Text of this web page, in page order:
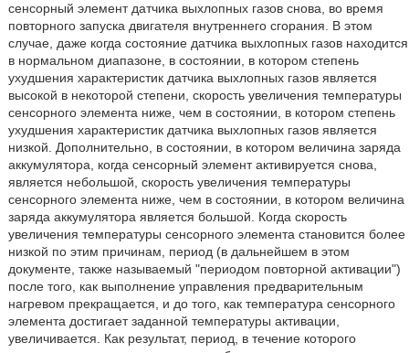
сенсорный элемент датчика выхлопных газов снова, во время
повторного запуска двигателя внутреннего сгорания. В этом
случае, даже когда состояние датчика выхлопных газов находится
в нормальном диапазоне, в состоянии, в котором степень
ухудшения характеристик датчика выхлопных газов является
высокой в некоторой степени, скорость увеличения температуры
сенсорного элемента ниже, чем в состоянии, в котором степень
ухудшения характеристик датчика выхлопных газов является
низкой. Дополнительно, в состоянии, в котором величина заряда
аккумулятора, когда сенсорный элемент активируется снова,
является небольшой, скорость увеличения температуры
сенсорного элемента ниже, чем в состоянии, в котором величина
заряда аккумулятора является большой. Когда скорость
увеличения температуры сенсорного элемента становится более
низкой по этим причинам, период (в дальнейшем в этом
документе, также называемый "периодом повторной активации")
после того, как выполнение управления предварительным
нагревом прекращается, и до того, как температура сенсорного
элемента достигает заданной температуры активации,
увеличивается. Как результат, период, в течение которого